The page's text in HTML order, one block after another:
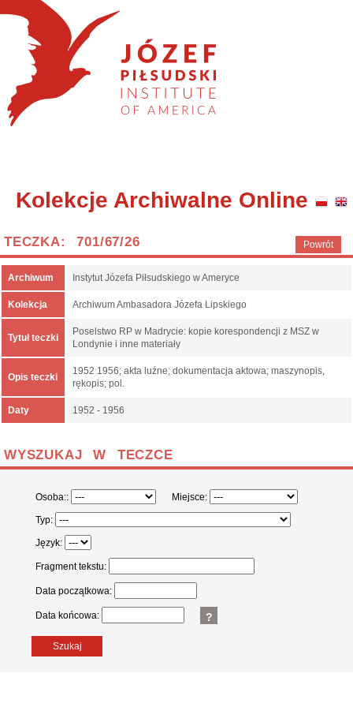
Kolekcje Archiwalne Online
Powrót
TECZKA: 701/67/26
Archiwum Instytut Józefa Piłsudskiego w Ameryce
Kolekcja Archiwum Ambasadora Józefa Lipskiego
Tytuł teczki
Poselstwo RP w Madrycie: kopie korespondencji z MSZ w
Londynie i inne materiały
Opis teczki
1952 1956; akta luźne; dokumentacja aktowa; maszynopis,
rękopis; pol.
Daty 1952 - 1956
WYSZUKAJ W TECZCE
Osoba:: Miejsce:
Typ:
Język:
Fragment tekstu:
Data początkowa:
Data końcowa: ?
Szukaj